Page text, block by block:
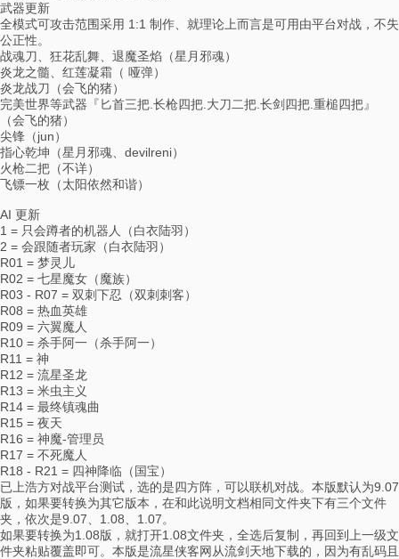
武器更新
全模式可攻击范围采用 1:1 制作、就理论上而言是可用由平台对战，不失
公正性。
战魂刀、狂花乱舞、退魔圣焰（星月邪魂）
炎龙之髓、红莲凝霜（ 哑弹）
炎龙战刀（会飞的猪）
完美世界等武器『匕首三把.长枪四把.大刀二把.长剑四把.重槌四把』
（会飞的猪）
尖锋（jun）
指心乾坤（星月邪魂、devilreni）
火枪二把（不详）
飞镖一枚（太阳依然和谐）
AI 更新
1 = 只会蹲者的机器人（白衣陆羽）
2 = 会跟随者玩家（白衣陆羽）
R01 = 梦灵儿
R02 = 七星魔女（魔族）
R03 - R07 = 双刺下忍（双刺刺客）
R08 = 热血英雄
R09 = 六翼魔人
R10 = 杀手阿一（杀手阿一）
R11 = 神
R12 = 流星圣龙
R13 = 米虫主义
R14 = 最终镇魂曲
R15 = 夜天
R16 = 神魔-管理员
R17 = 不死魔人
R18 - R21 = 四神降临（国宝）
已上浩方对战平台测试，选的是四方阵，可以联机对战。本版默认为9.07
版，如果要转换为其它版本，在和此说明文档相同文件夹下有三个文件
夹，依次是9.07、1.08、1.07。
如果要转换为1.08版，就打开1.08文件夹，全选后复制，再回到上一级文
件夹粘贴覆盖即可。本版是流星侠客网从流剑天地下载的，因为有乱码且